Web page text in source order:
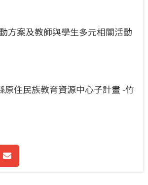
方案及教師與學生多元相關活動
原住民族教育資源中心子計畫 -竹